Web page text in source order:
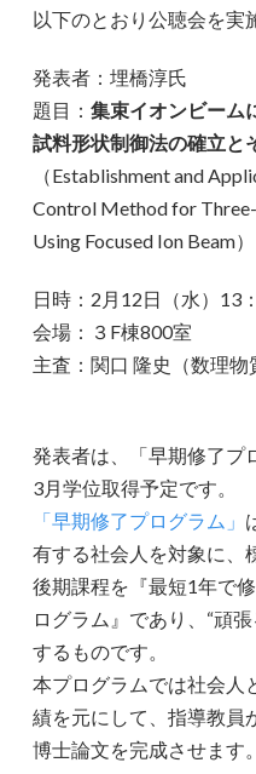
以下のとおり公聴会を実
発表者：埋橋淳氏
題目： 集束イオンビーム
試料形状制御法の確立と
（Establishment and
Control Method for
Using Focused Ion Beam）
日時：2月12日（水）13
会場：３F棟800室
主査：関口 隆史（数理物
発表者は、「早期修了プ
3月学位取得予定です。
「早期修了プログラム」
有する社会人を対象に、
後期課程を『最短1年で
ログラム』であり、“頑
するものです。
本プログラムでは社会人
績を元にして、指導教員
博士論文を完成させます。